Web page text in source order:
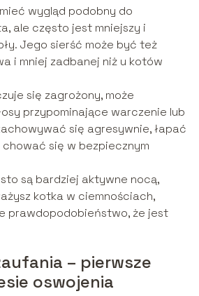
wygląd podobny do
ale często jest mniejszy i
Jego sierść może być też
i mniej zadbanej niż u kotów
się zagrożony, może
przypominające warczenie lub
się agresywnie, łapać
chować się w bezpiecznym
są bardziej aktywne nocą,
kotka w ciemnościach,
prawdopodobieństwo, że jest
– pierwsze
oswojenia